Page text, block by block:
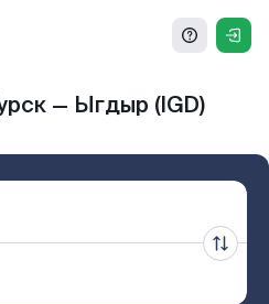
— Ыгдыр (IGD)